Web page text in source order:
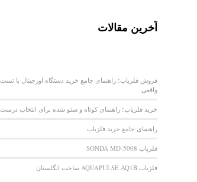
آخرین مقالات
فروش فلزیاب؛ راهنمای جامع خرید دستگاه اورجینال با تست
واقعی
خرید فلزیاب؛ راهنمای کوتاه و سئو شده برای انتخاب درست
راهنمای جامع خرید فلزیاب
فلزیاب SONDA MD-5008
فلزیاب AQUAPULSE AQ1B ساخت انگلستان